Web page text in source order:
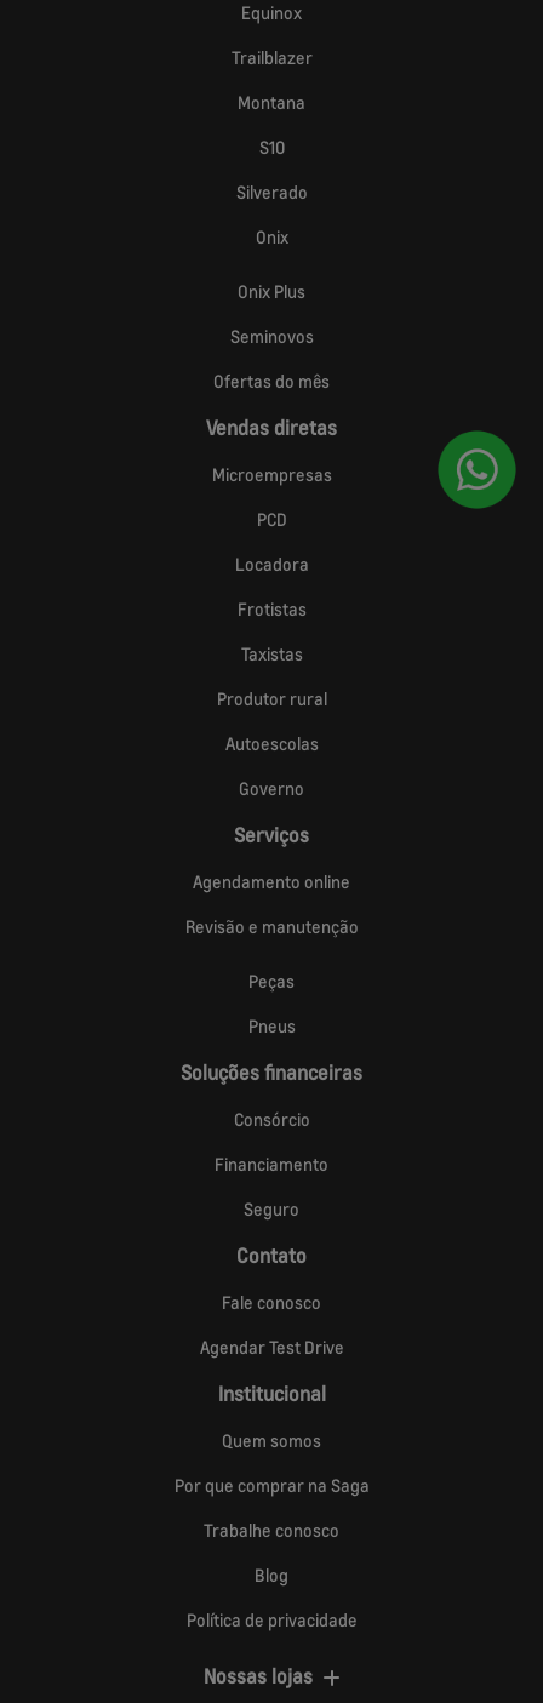
Equinox
Trailblazer
Montana
S10
Silverado
Onix
Onix Plus
Seminovos
Ofertas do mês
Vendas diretas
Microempresas
PCD
Locadora
Frotistas
Taxistas
Produtor rural
Autoescolas
Governo
Serviços
Agendamento online
Revisão e manutenção
Peças
Pneus
Soluções financeiras
Consórcio
Financiamento
Seguro
Contato
Fale conosco
Agendar Test Drive
Institucional
Quem somos
Por que comprar na Saga
Trabalhe conosco
Blog
Política de privacidade
Nossas lojas